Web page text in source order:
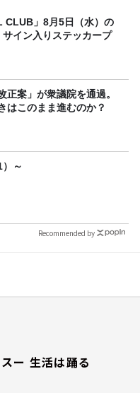
CLUB」8月5日（水）の
サイン入りステッカープ
正案」が衆議院を通過。
はこのまま進むのか？
～
Recommended by
スー 生活は踊る